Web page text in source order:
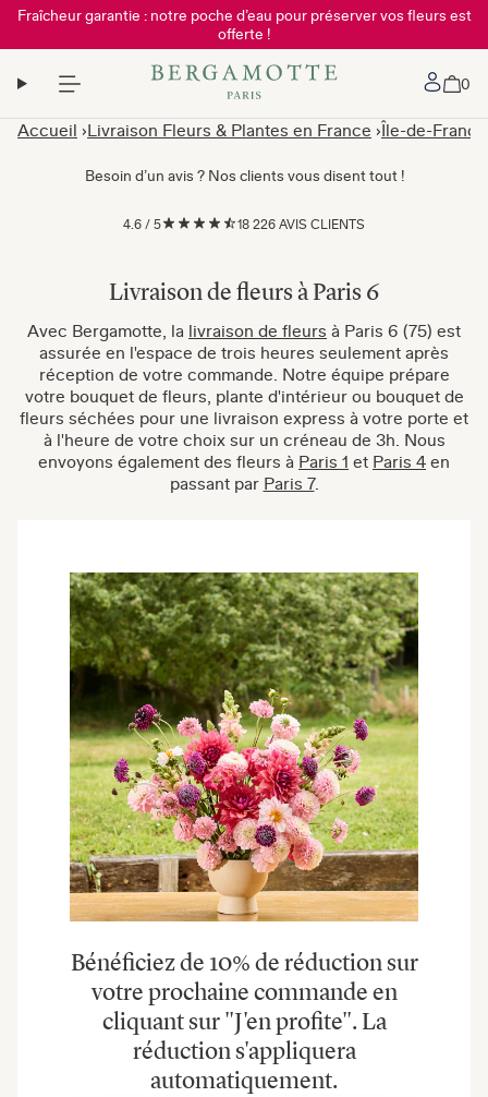
Fraîcheur garantie : notre poche d’eau pour préserver vos fleurs est
offerte !
Mon
0
Accueil Livraison Fleurs & Plantes en France Île-de-France
Besoin d’un avis ? Nos clients vous disent tout !
4.6 / 5 18 226 AVIS CLIENTS
Livraison de fleurs à Paris 6
Avec Bergamotte, la livraison de fleurs à Paris 6 (75) est
assurée en l'espace de trois heures seulement après
réception de votre commande. Notre équipe prépare
votre bouquet de fleurs, plante d'intérieur ou bouquet de
fleurs séchées pour une livraison express à votre porte et
à l'heure de votre choix sur un créneau de 3h. Nous
envoyons également des fleurs à Paris 1 et Paris 4 en
passant par Paris 7.
Bénéficiez de 10% de réduction sur
votre prochaine commande en
cliquant sur "J'en profite". La
réduction s'appliquera
automatiquement.